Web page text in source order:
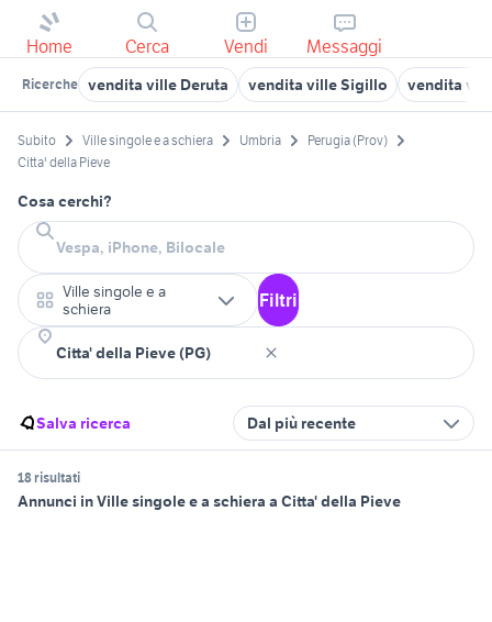
Home Cerca Vendi Messaggi
Ricerche vendita ville Deruta vendita ville Sigillo vendita
Subito Ville singole e a schiera Umbria
Perugia (Prov)
Citta' della Pieve
Cosa cerchi?
Ville singole e a
schiera
Filtri
Salva ricerca Dal più recente
18 risultati
Annunci in Ville singole e a schiera a Citta' della Pieve